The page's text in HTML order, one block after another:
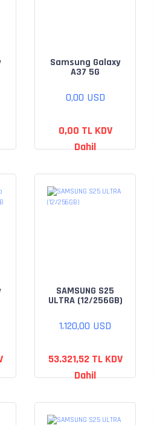
Samsung Galaxy
A37 5G
0,00 USD
0,00 TL KDV
Dahil
SAMSUNG S25
ULTRA (12/256GB)
1.120,00 USD
53.321,52 TL KDV
Dahil